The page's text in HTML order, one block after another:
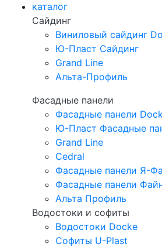
каталог
Сайдинг
Виниловый сайдинг
Ю-Пласт Сайдинг
Grand Line
Альта-Профиль
Фасадные панели
Фасадные панели
Ю-Пласт Фасадные
Grand Line
Cedral
Фасадные панели Я-
Фасадные панели
Альта Профиль
Водостоки и софиты
Водостоки Docke
Софиты U-Plast